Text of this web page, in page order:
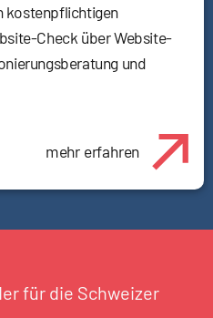
kostenpflichtigen
Check über Website-
und
mehr erfahren
für die Schweizer